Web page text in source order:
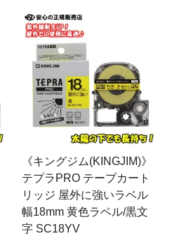
《キングジム(KINGJIM)》
テプラPRO テープカート
リッジ 屋外に強いラベル
幅18mm 黄色ラベル/黒文
字 SC18YV